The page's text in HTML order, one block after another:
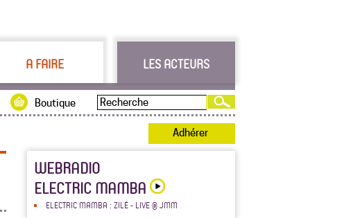
A FAIRE LES ACTEURS
Boutique
Adhérer
WEBRADIO
ELECTRIC MAMBA
ELECTRIC MAMBA : ZILÉ - LIVE @ JMM